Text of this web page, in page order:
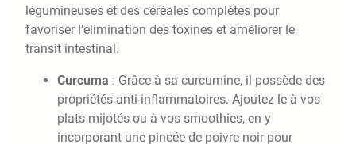
légumineuses et des céréales complètes pour
favoriser l’élimination des toxines et améliorer le
transit intestinal.
Curcuma : Grâce à sa curcumine, il possède des
propriétés anti-inflammatoires. Ajoutez-le à vos
plats mijotés ou à vos smoothies, en y
incorporant une pincée de poivre noir pour